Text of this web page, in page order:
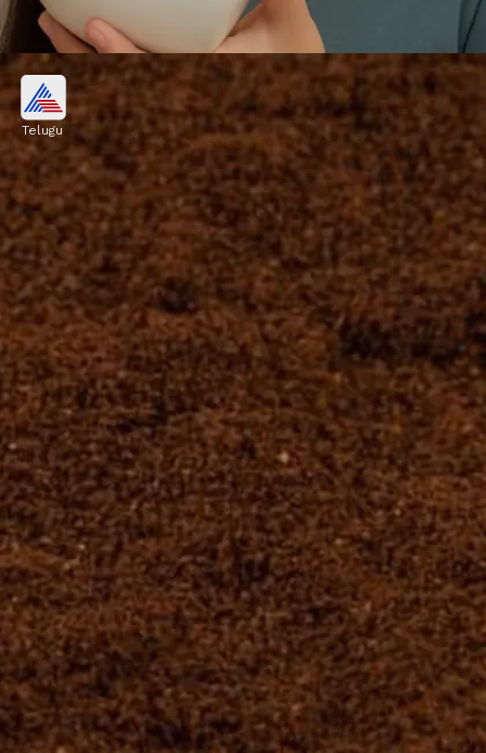
కూరగాయల తొక్కలు
బంగాళదుంప, ఉల్లిపాయ, దోసకాయ, క్యారెట్ లాంటి
కూరగాయల తొక్కల్ని అస్సలు పడేయకండి. వీటిని మట్టిలో
కలిపితే, అవి కుళ్లిపోయి మొక్కలకు కావాల్సిన సహజ
పోషకాలను అందిస్తాయి.
Image credits: chatgpt AI
Telugu